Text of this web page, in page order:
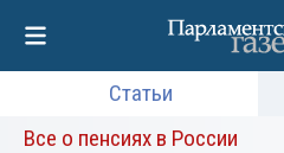
Статьи
Все о пенсиях в России